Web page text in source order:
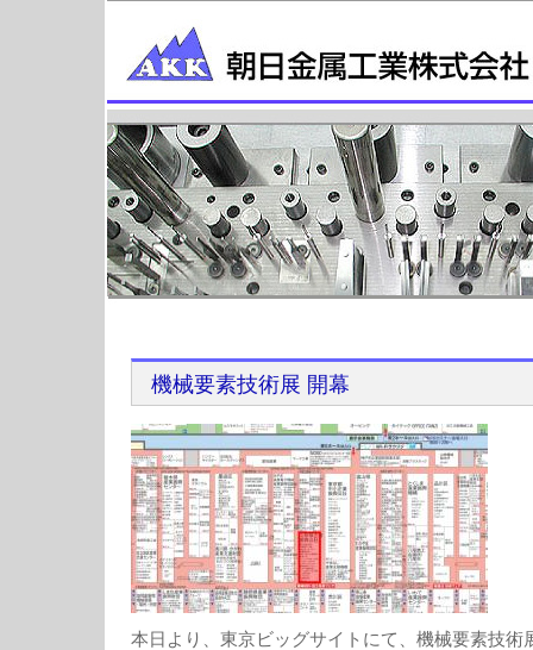
機械要素技術展 開幕
本日より、東京ビッグサイトにて、機械要素技術